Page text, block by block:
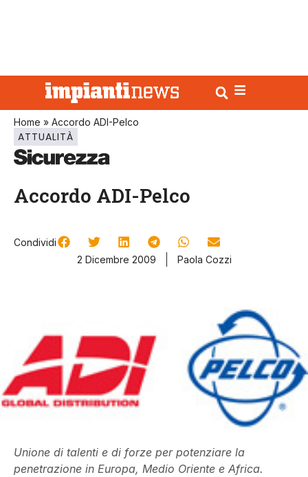
Home » Accordo ADI-Pelco
ATTUALITÀ
Accordo ADI-Pelco
Condividi
2 Dicembre 2009
Paola Cozzi
Unione di talenti e di forze per potenziare la
penetrazione in Europa, Medio Oriente e Africa.